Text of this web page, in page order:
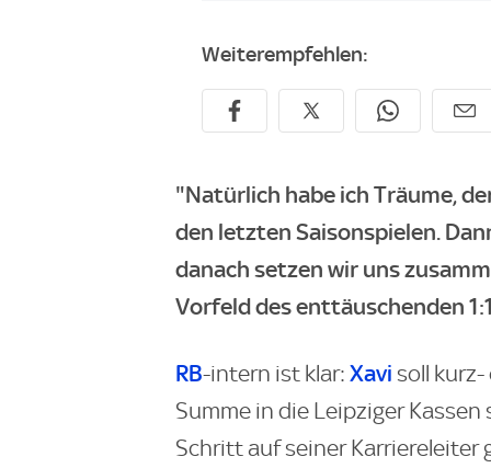
Weiterempfehlen:
"Natürlich habe ich Träume,
den letzten Saisonspielen.
danach setzen wir uns
Vorfeld des enttäuschenden
RB-intern ist klar: Xavi soll
Summe in die Leipziger
Schritt auf seiner Karriereleiter